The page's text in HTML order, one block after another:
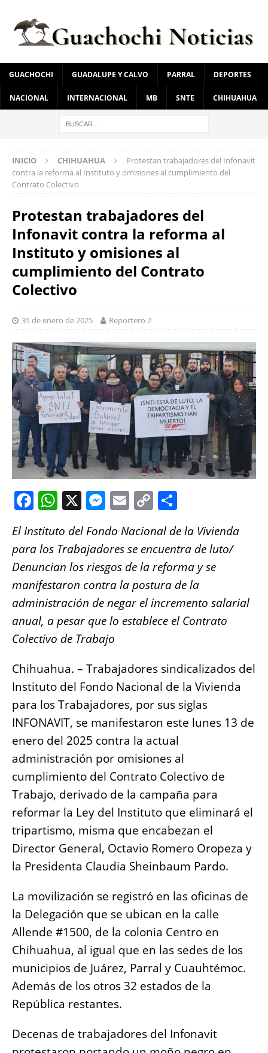
GUACHOCHI GUADALUPE Y CALVO PARRAL DEPORTES
NACIONAL INTERNACIONAL MB SNTE CHIHUAHUA
INICIO CHIHUAHUA
Protestan trabajadores del Infonavit
contra la reforma al Instituto y omisiones al cumplimiento del
Contrato Colectivo
Protestan trabajadores del
Infonavit contra la reforma al
Instituto y omisiones al
cumplimiento del Contrato
Colectivo
31 de enero de 2025 Reportero 2
F
c
e
b
o
o
k
W
at
s
A
p
p
X M
e
ss
e
n
g
er
E
ai
l
C
p
y
Li
n
k
h
a
re
El Instituto del Fondo Nacional de la Vivienda
para los Trabajadores se encuentra de luto/
Denuncian los riesgos de la reforma y se
manifestaron contra la postura de la
administración de negar el incremento salarial
anual, a pesar que lo establece el Contrato
Colectivo de Trabajo
Chihuahua. – Trabajadores sindicalizados del
Instituto del Fondo Nacional de la Vivienda
para los Trabajadores, por sus siglas
INFONAVIT, se manifestaron este lunes 13 de
enero del 2025 contra la actual
administración por omisiones al
cumplimiento del Contrato Colectivo de
Trabajo, derivado de la campaña para
reformar la Ley del Instituto que eliminará el
tripartismo, misma que encabezan el
Director General, Octavio Romero Oropeza y
la Presidenta Claudia Sheinbaum Pardo.
La movilización se registró en las oficinas de
la Delegación que se ubican en la calle
Allende #1500, de la colonia Centro en
Chihuahua, al igual que en las sedes de los
municipios de Juárez, Parral y Cuauhtémoc.
Además de los otros 32 estados de la
República restantes.
Decenas de trabajadores del Infonavit